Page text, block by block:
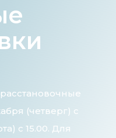
(четверг) с
с 15.00. Для